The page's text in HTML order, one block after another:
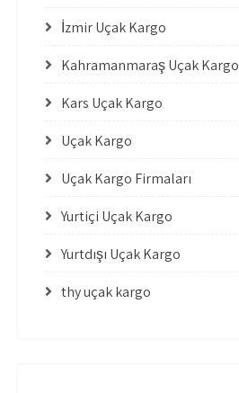
İzmir Uçak Kargo
Kahramanmaraş Uçak Kargo
Kars Uçak Kargo
Uçak Kargo
Uçak Kargo Firmaları
Yurtiçi Uçak Kargo
Yurtdışı Uçak Kargo
thy uçak kargo